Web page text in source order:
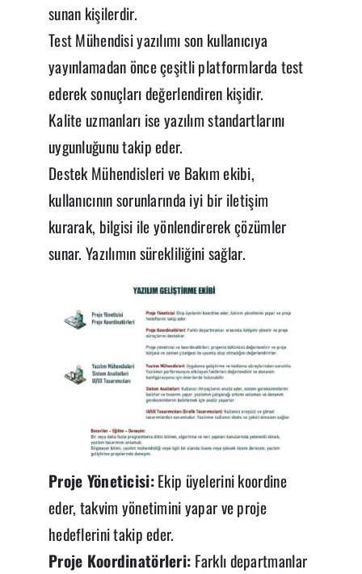
sunan kişilerdir.
Test Mühendisi yazılımı son kullanıcıya
yayınlamadan önce çeşitli platformlarda test
ederek sonuçları değerlendiren kişidir.
Kalite uzmanları ise yazılım standartlarını
uygunluğunu takip eder.
Destek Mühendisleri ve Bakım ekibi,
kullanıcının sorunlarında iyi bir iletişim
kurarak, bilgisi ile yönlendirerek çözümler
sunar. Yazılımın sürekliliğini sağlar.
Proje Yöneticisi:Ekip üyelerini koordine
eder, takvim yönetimini yapar ve proje
hedeflerini takip eder.
Proje Koordinatörleri: Farklı departmanlar